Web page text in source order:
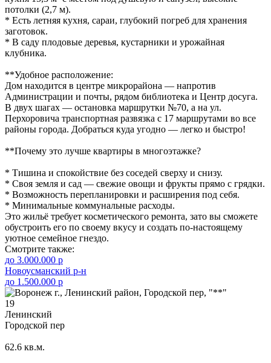
потолки (2,7 м).
* Есть летняя кухня, сараи, глубокий погреб для хранения
заготовок.
* В саду плодовые деревья, кустарники и урожайная
клубника.
**Удобное расположение:
Дом находится в центре микрорайона — напротив
Администрации и почты, рядом библиотека и Центр досуга.
В двух шагах — остановка маршрутки №70, а на ул.
Перхоровича транспортная развязка с 17 маршрутами во все
районы города. Добраться куда угодно — легко и быстро!
**Почему это лучше квартиры в многоэтажке?
* Тишина и спокойствие без соседей сверху и снизу.
* Своя земля и сад — свежие овощи и фрукты прямо с грядки.
* Возможность перепланировки и расширения под себя.
* Минимальные коммунальные расходы.
Это жильё требует косметического ремонта, зато вы сможете
обустроить его по своему вкусу и создать по-настоящему
уютное семейное гнездо.
Смотрите также:
до 3.000.000 р
Новоусманский р-н
до 1.500.000 р
19
Ленинский
Городской пер
62.6 кв.м.